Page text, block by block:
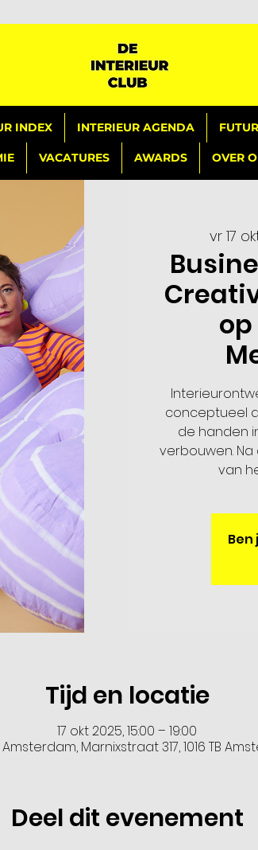
INDEX INTERIEUR AGENDA
VACATURES AWARDS OVER
vr 17
conceptueel
de handen
verbouwen.
van
Ben
Tijd en locatie
17 okt 2025, 15:00 – 19:00
Marnixstraat 317, 1016 TB
Deel dit evenement